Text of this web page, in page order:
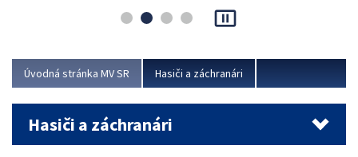
pause_presentation
Úvodná stránka MV SR Hasiči a záchranári
Hasiči a záchranári